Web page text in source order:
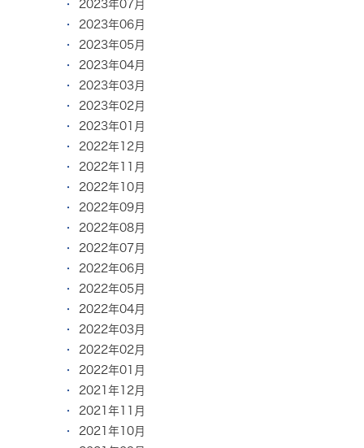
2023年07月
2023年06月
2023年05月
2023年04月
2023年03月
2023年02月
2023年01月
2022年12月
2022年11月
2022年10月
2022年09月
2022年08月
2022年07月
2022年06月
2022年05月
2022年04月
2022年03月
2022年02月
2022年01月
2021年12月
2021年11月
2021年10月